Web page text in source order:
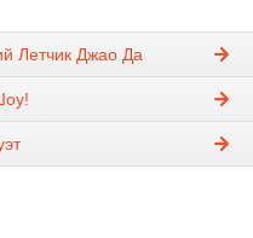
Летчик Джао Да